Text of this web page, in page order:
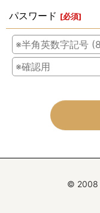
パスワード [必須]
© 2008